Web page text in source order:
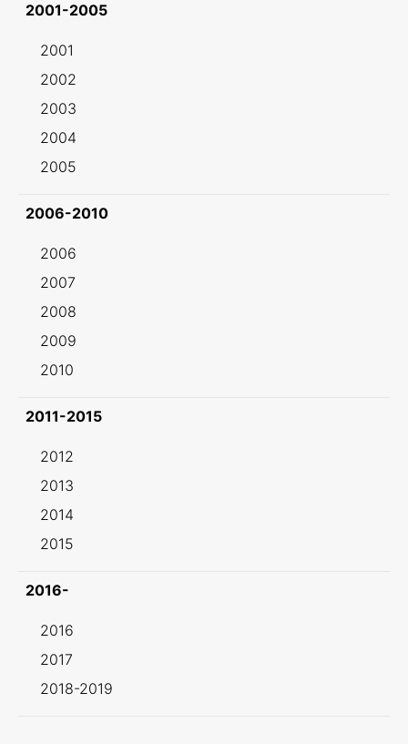
2001-2005
2001
2002
2003
2004
2005
2006-2010
2006
2007
2008
2009
2010
2011-2015
2012
2013
2014
2015
2016-
2016
2017
2018-2019